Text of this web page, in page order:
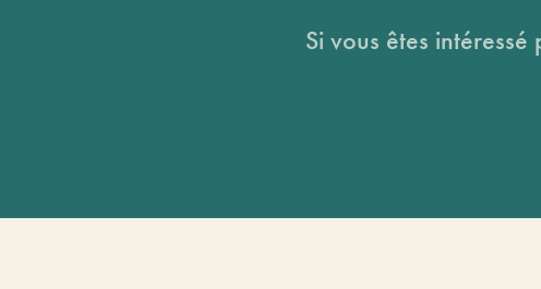
Si vous êtes